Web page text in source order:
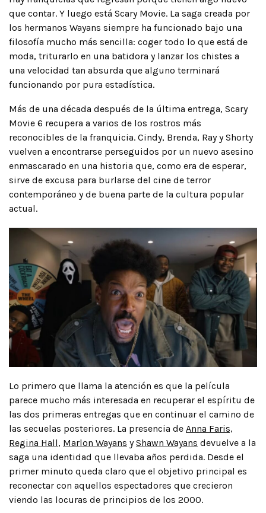
que contar. Y luego está Scary Movie. La saga creada por
los hermanos Wayans siempre ha funcionado bajo una
filosofía mucho más sencilla: coger todo lo que está de
moda, triturarlo en una batidora y lanzar los chistes a
una velocidad tan absurda que alguno terminará
funcionando por pura estadística.
Más de una década después de la última entrega, Scary
Movie 6 recupera a varios de los rostros más
reconocibles de la franquicia. Cindy, Brenda, Ray y Shorty
vuelven a encontrarse perseguidos por un nuevo asesino
enmascarado en una historia que, como era de esperar,
sirve de excusa para burlarse del cine de terror
contemporáneo y de buena parte de la cultura popular
actual.
Lo primero que llama la atención es que la película
parece mucho más interesada en recuperar el espíritu de
las dos primeras entregas que en continuar el camino de
las secuelas posteriores. La presencia de Anna Faris,
Regina Hall, Marlon Wayans yShawn Wayans devuelve a la
saga una identidad que llevaba años perdida. Desde el
primer minuto queda claro que el objetivo principal es
reconectar con aquellos espectadores que crecieron
viendo las locuras de principios de los 2000.